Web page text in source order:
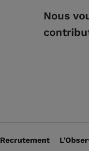
Nous
Recrutement